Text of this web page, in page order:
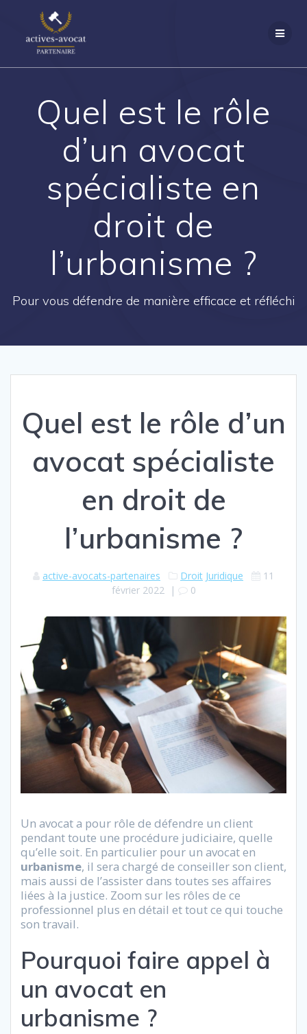
Quel est le rôle
d’un avocat
spécialiste en
droit de
l’urbanisme ?
Pour vous défendre de manière efficace et réfléchi
Quel est le rôle d’un
avocat spécialiste
en droit de
l’urbanisme ?
active-avocats-partenaires Droit Juridique
11
février 2022 | 0
Un avocat a pour rôle de défendre un client
pendant toute une procédure judiciaire, quelle
qu’elle soit. En particulier pour un avocat en
urbanisme, il sera chargé de conseiller son client,
mais aussi de l’assister dans toutes ses affaires
liées à la justice. Zoom sur les rôles de ce
professionnel plus en détail et tout ce qui touche
son travail.
Pourquoi faire appel à
un avocat en
urbanisme ?